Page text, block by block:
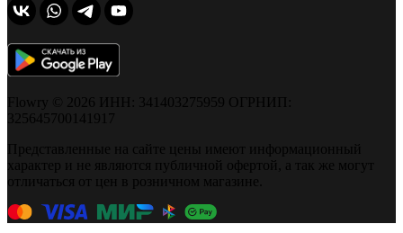
Flowry © 2026 ИНН: 341403275959 ОГРНИП:
325645700141917
Представленные на сайте цены имеют информационный
характер и не являются публичной офертой, а так же могут
отличаться от цен в розничном магазине.